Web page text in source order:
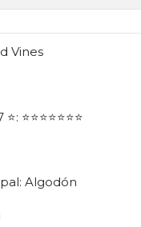
Vines
⭐⭐⭐⭐⭐⭐⭐
Algodón